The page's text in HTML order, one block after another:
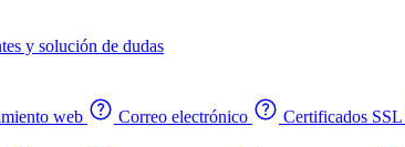
y solución de dudas
web Correo electrónico Certificados SSL